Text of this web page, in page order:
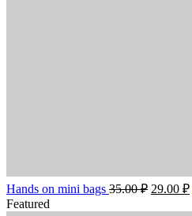
Hands on mini bags 35.00₽ 29.00 ₽
Featured